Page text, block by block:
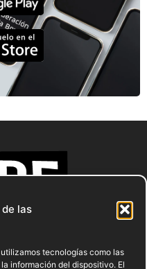
las
tecnologías como las
información del dispositivo. El